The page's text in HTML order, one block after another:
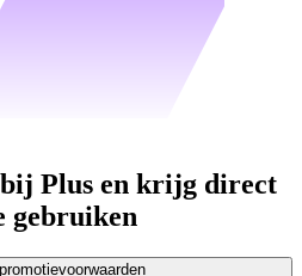
Plus en krijg direct
gebruiken